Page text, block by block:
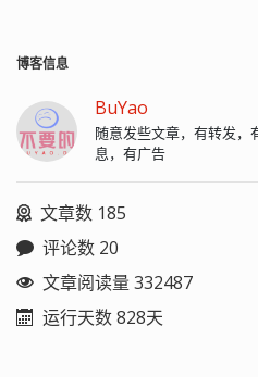
博客信息
BuYao
随意发些文章，有转发，
息，有广告
文章数 185
评论数 20
文章阅读量 332487
运行天数 828天